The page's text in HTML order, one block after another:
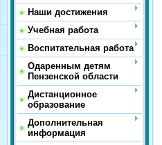
Наши достижения
Учебная работа
Воспитательная работа
Одаренным детям
Пензенской области
Дистанционное
образование
Дополнительная
информация